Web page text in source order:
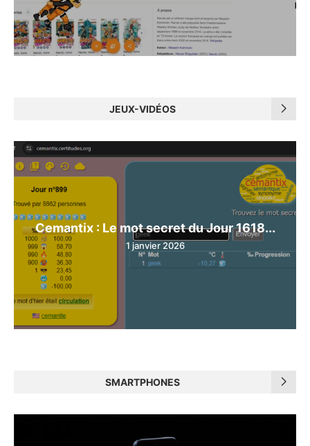
JEUX-VIDÉOS
Cemantix : Le mot secret du Jour 1618...
1 janvier 2026
SMARTPHONES